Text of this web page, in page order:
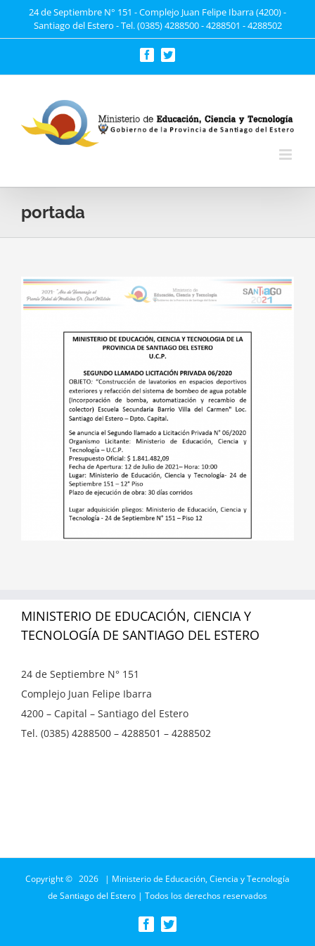
24 de Septiembre N° 151 - Complejo Juan Felipe Ibarra (4200) -
Santiago del Estero - Tel. (0385) 4288500 - 4288501 - 4288502
FacebookTwitter
portada
MINISTERIO DE EDUCACIÓN, CIENCIA Y
TECNOLOGÍA DE SANTIAGO DEL ESTERO
24 de Septiembre N° 151
Complejo Juan Felipe Ibarra
4200 – Capital – Santiago del Estero
Tel. (0385) 4288500 – 4288501 – 4288502
Copyright © 2026 | Ministerio de Educación, Ciencia y Tecnología
de Santiago del Estero | Todos los derechos reservados
Facebook
Twitter